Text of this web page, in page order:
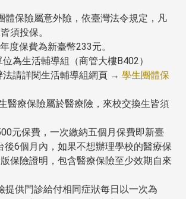
保險屬意外險，依臺灣法令規定，凡
須投保。
費為新臺幣233元。
活輔導組（商管大樓B402）
閱生活輔導組網頁 → 學生團體保
療保險屬於醫療險，來校交換生皆須
費，一次繳納五個月保費即新臺
後6個月內，如果不想辦理學校的醫療保
保險證明，包含醫療保險至少效期自來
診給付相同症狀每日以一次為